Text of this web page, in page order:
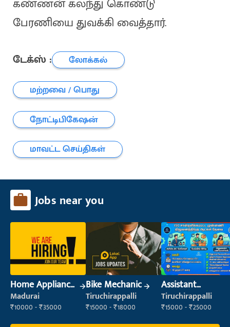
கண்ணன் கலந்து கொண்டு
பேரணியை துவக்கி வைத்தார்.
டேக்ஸ் :
லோக்கல்
மற்றவை / பொது
நோட்டிபிகேஷன்
மாவட்ட செய்திகள்
Jobs near you
Home Appliance
/ Service
Technician
Madurai
₹10000 - ₹35000
Bike Mechanic
Tiruchirappalli
₹15000 - ₹18000
Assistant
Manager
Tiruchirappalli
₹15000 - ₹25000